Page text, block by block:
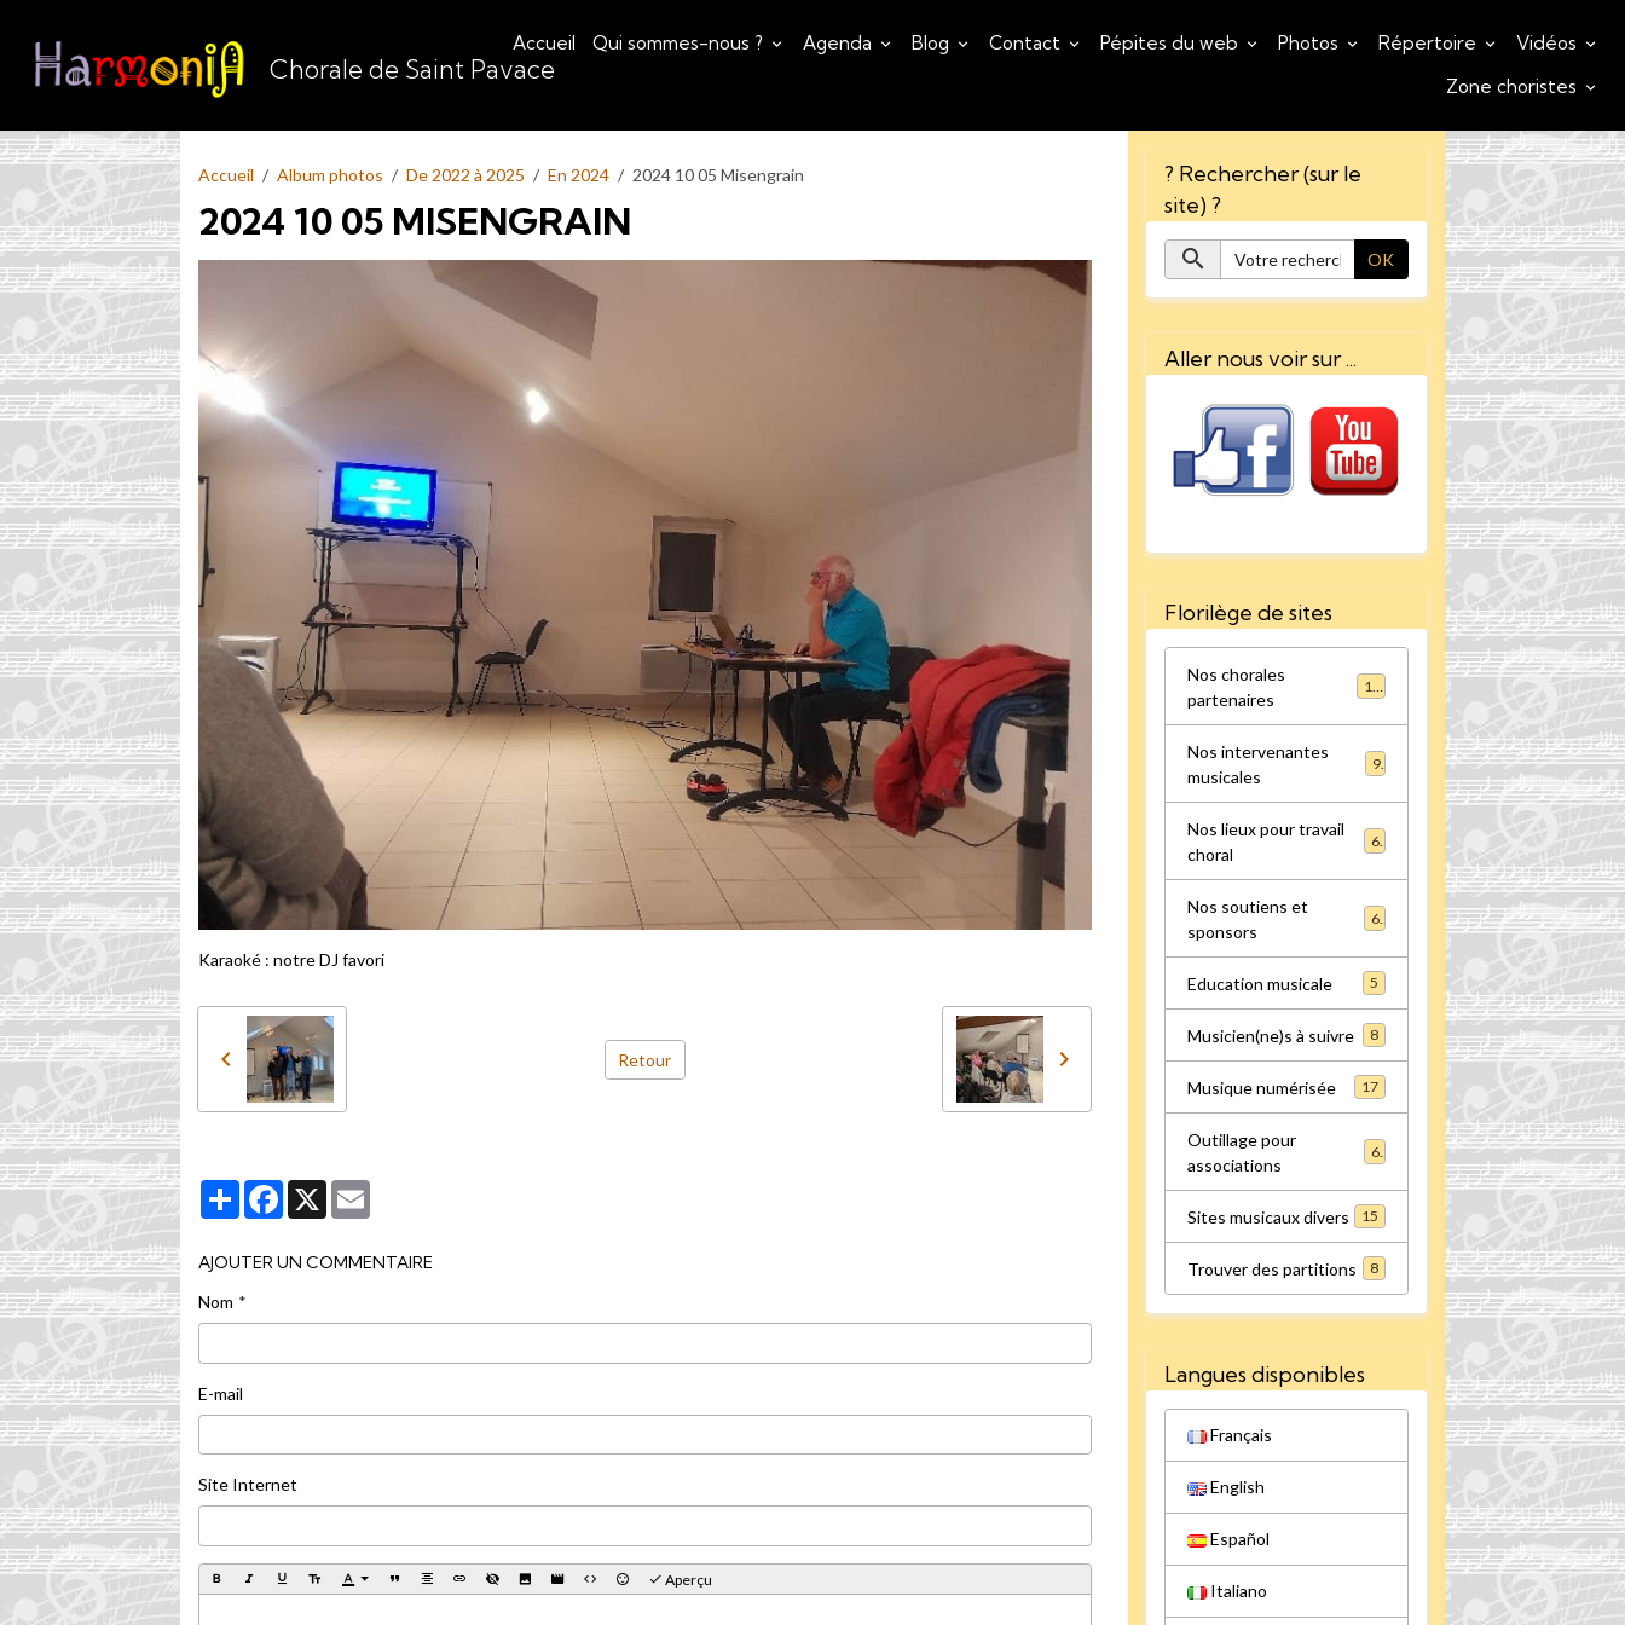
Chorale de Saint Pavace
Accueil Qui sommes-nous ? Agenda Blog Contact Pépites du web Photos Répertoire
Vidéos
Zone choristes
Accueil Album photos De 2022 à 2025 En 2024 2024 10 05 Misengrain
2024 10 05 MISENGRAIN
Karaoké : notre DJ favori
Retour
PartagerFacebook
X
AJOUTER UN COMMENTAIRE
Nom
E-mail
Site Internet
Aperçu
? Rechercher (sur le
site) ?
OK
Aller nous voir sur ...
Florilège de sites
Nos chorales
partenaires
Nos intervenantes
musicales
9
Nos lieux pour travail
choral
Nos soutiens et
sponsors
6
Education musicale 5
Musicien(ne)s à suivre 8
Musique numérisée 17
Outillage pour
associations
Sites musicaux divers 15
Trouver des partitions 8
Langues disponibles
Français
English
Español
Italiano